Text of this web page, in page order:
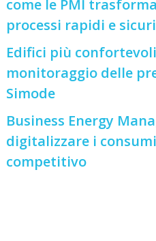
come le PMI
processi rapidi e sicuri
Edifici più
monitoraggio delle
Simode
Business Energy
digitalizzare i
competitivo